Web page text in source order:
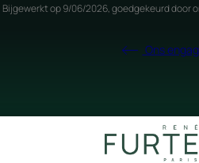
Bijgewerkt op9/06/2026, goedgekeurd door
Ons